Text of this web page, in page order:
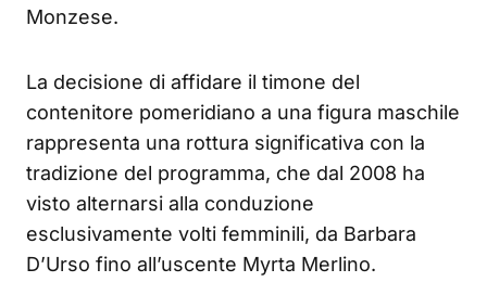
Monzese.
La decisione di affidare il timone del
contenitore pomeridiano a una figura maschile
rappresenta una rottura significativa con la
tradizione del programma, che dal 2008 ha
visto alternarsi alla conduzione
esclusivamente volti femminili, da Barbara
D’Urso fino all’uscente Myrta Merlino.